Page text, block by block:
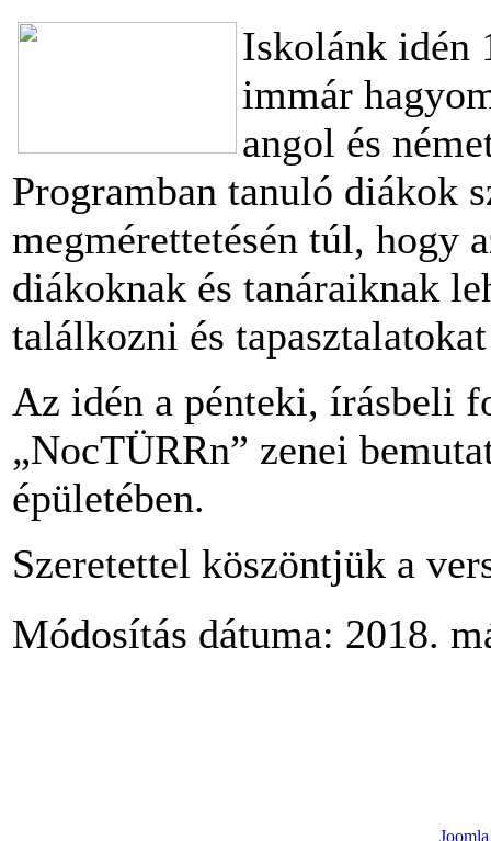
Iskolánk idén
immár
angol és
Programban tanuló diákok
megmérettetésén túl, hogy
diákoknak és tanáraiknak
találkozni és
Az idén a pénteki, írásbeli
„NocTÜRRn” zenei
épületében.
Szeretettel köszöntjük a
Módosítás dátuma: 2018.